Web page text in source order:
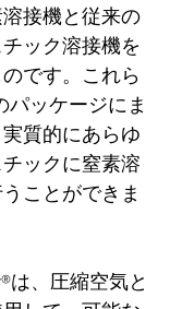
接機と従来の
ック溶接機を
です。これら
パッケージにま
質的にあらゆ
ックに窒素溶
ことができま
は、圧縮空気と